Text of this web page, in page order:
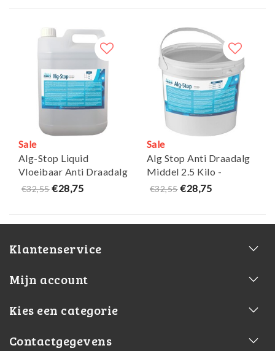
Sale
Alg-Stop Liquid
Vloeibaar Anti Draadalg
Middel 2,5l - Aquaforte
€32,55 €28,75
Sale
Alg Stop Anti Draadalg
Middel 2.5 Kilo -
Aquaforte
€32,55 €28,75
Klantenservice
Mijn account
Kies een categorie
Contactgegevens